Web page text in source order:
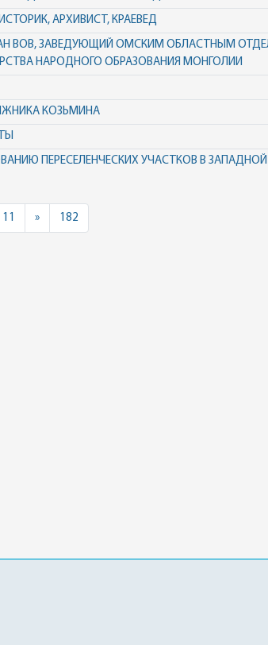
АРХИВИСТ, КРАЕВЕД
ВОВ, ЗАВЕДУЮЩИЙ ОМСКИМ ОБЛАСТНЫМ
НАРОДНОГО ОБРАЗОВАНИЯ МОНГОЛИИ
КОЗЬМИНА
ПЕРЕСЕЛЕНЧЕСКИХ УЧАСТКОВ В
11 »Next182